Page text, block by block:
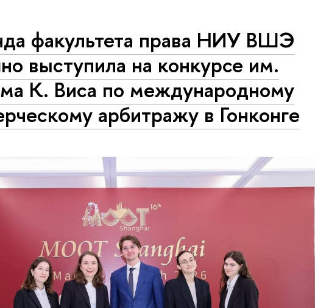
факультета права НИУ ВШЭ
выступила на конкурсе им.
К. Виса по международному
арбитражу в Гонконге